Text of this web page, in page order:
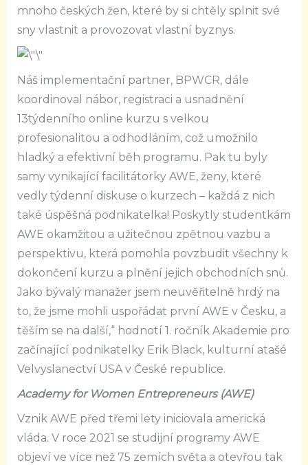
mnoho českých žen, které by si chtěly splnit své
sny vlastnit a provozovat vlastní byznys.
Náš implementační partner, BPWCR, dále
koordinoval nábor, registraci a usnadnění
13týdenního online kurzu s velkou
profesionalitou a odhodláním, což umožnilo
hladký a efektivní běh programu. Pak tu byly
samy vynikající facilitátorky AWE, ženy, které
vedly týdenní diskuse o kurzech – každá z nich
také úspěšná podnikatelka! Poskytly studentkám
AWE okamžitou a užitečnou zpětnou vazbu a
perspektivu, která pomohla povzbudit všechny k
dokončení kurzu a plnění jejich obchodních snů.
Jako bývalý manažer jsem neuvěřitelně hrdý na
to, že jsme mohli uspořádat první AWE v Česku, a
těším se na další,“ hodnotí 1. ročník Akademie pro
začínající podnikatelky Erik Black, kulturní atašé
Velvyslanectví USA v České republice.
Academy for Women Entrepreneurs (AWE)
Vznik AWE před třemi lety iniciovala americká
vláda. V roce 2021 se studijní programy AWE
objeví ve více než 75 zemích světa a otevřou tak